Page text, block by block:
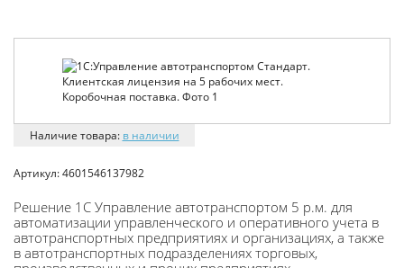
Наличие товара: в наличии
Артикул:4601546137982
Решение 1С Управление автотранспортом 5 р.м. для
автоматизации управленческого и оперативного учета в
автотранспортных предприятиях и организациях, а также
в автотранспортных подразделениях торговых,